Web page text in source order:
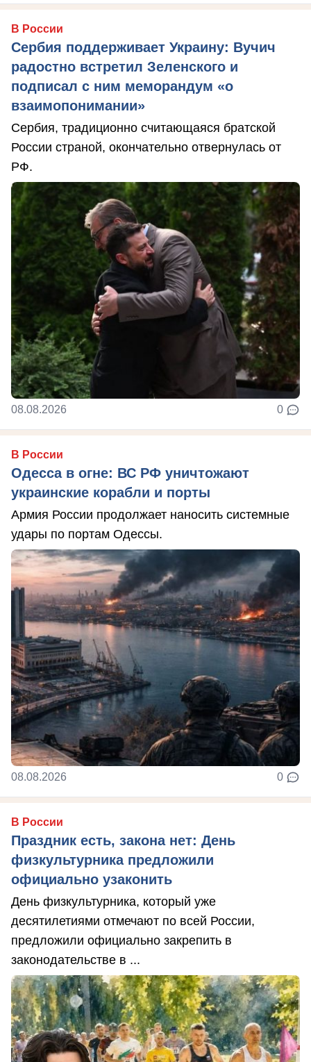
В России
Сербия поддерживает Украину: Вучич
радостно встретил Зеленского и
подписал с ним меморандум «о
взаимопонимании»
Сербия, традиционно считающаяся братской
России страной, окончательно отвернулась от
РФ.
08.08.2026 0
В России
Одесса в огне: ВС РФ уничтожают
украинские корабли и порты
Армия России продолжает наносить системные
удары по портам Одессы.
08.08.2026 0
В России
Праздник есть, закона нет: День
физкультурника предложили
официально узаконить
День физкультурника, который уже
десятилетиями отмечают по всей России,
предложили официально закрепить в
законодательстве в ...